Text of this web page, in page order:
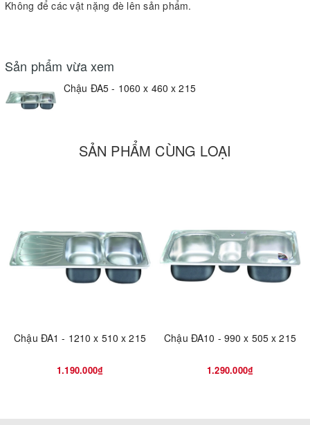
Không để các vật nặng đè lên sản phẩm.
Sản phẩm vừa xem
Chậu ĐA5 - 1060 x 460 x 215
SẢN PHẨM CÙNG LOẠI
Chậu ĐA1 - 1210 x 510 x 215
1.190.000₫
Chậu ĐA10 - 990 x 505 x 215
1.290.000₫